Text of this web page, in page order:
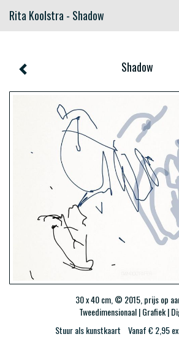
Rita Koolstra - Shadow
Shadow
30 x 40 cm, © 2015, prijs op
Tweedimensionaal | Grafiek |
Stuur als kunstkaart Vanaf € 2,95